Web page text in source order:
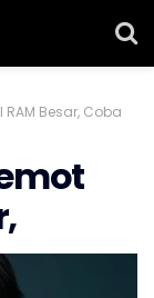
Besar, Coba